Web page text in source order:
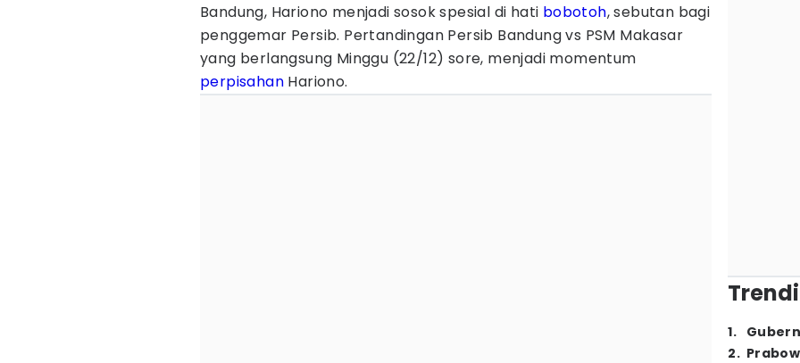
Bandung, Hariono menjadi sosok spesial di hati bobotoh, sebutan bagi
penggemar Persib. Pertandingan Persib Bandung vs PSM Makasar
yang berlangsung Minggu (22/12) sore, menjadi momentum
perpisahan Hariono.
1.
2.